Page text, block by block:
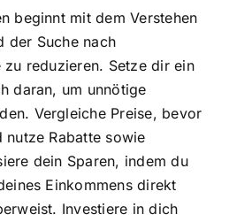
beginnt mit dem Verstehen
der Suche nach
reduzieren. Setze dir ein
daran, um unnötige
Vergleiche Preise, bevor
Rabatte sowie
dein Sparen, indem du
Einkommens direkt
Investiere in dich